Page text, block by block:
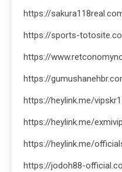
https://
https://sports-
https://
https://
https://heylink.me/
https://heylink.me/
https://heylink.me/
https://jodoh88-